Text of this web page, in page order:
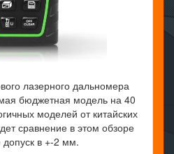
лазерного дальномера
бюджетная модель на 40
моделей от китайских
сравнение в этом обзоре
в +-2 мм.